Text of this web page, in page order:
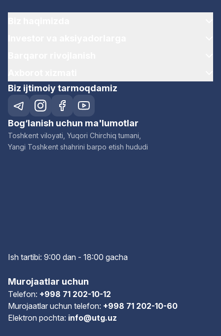
Biz ijtimoiy tarmoqdamiz
Bog‘lanish uchun ma'lumotlar
Toshkent viloyati, Yuqori Chirchiq tumani,
Yangi Toshkent shahrini barpo etish hududi
Ish tartibi: 9:00 dan - 18:00 gacha
Murojaatlar uchun
Telefon: +998 71 202-10-12
Murojaatlar uchun telefon: +998 71 202-10-60
Elektron pochta: info@utg.uz